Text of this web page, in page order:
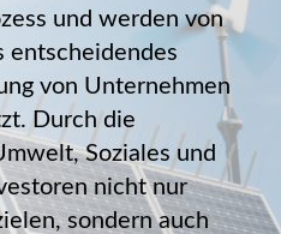
und werden von
entscheidendes
von Unternehmen
Durch die
Soziales und
nicht nur
sondern auch